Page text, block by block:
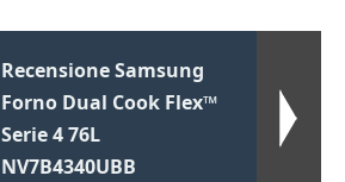
Recensione Samsung
Forno Dual Cook Flex™
Serie 4 76L
NV7B4340UBB